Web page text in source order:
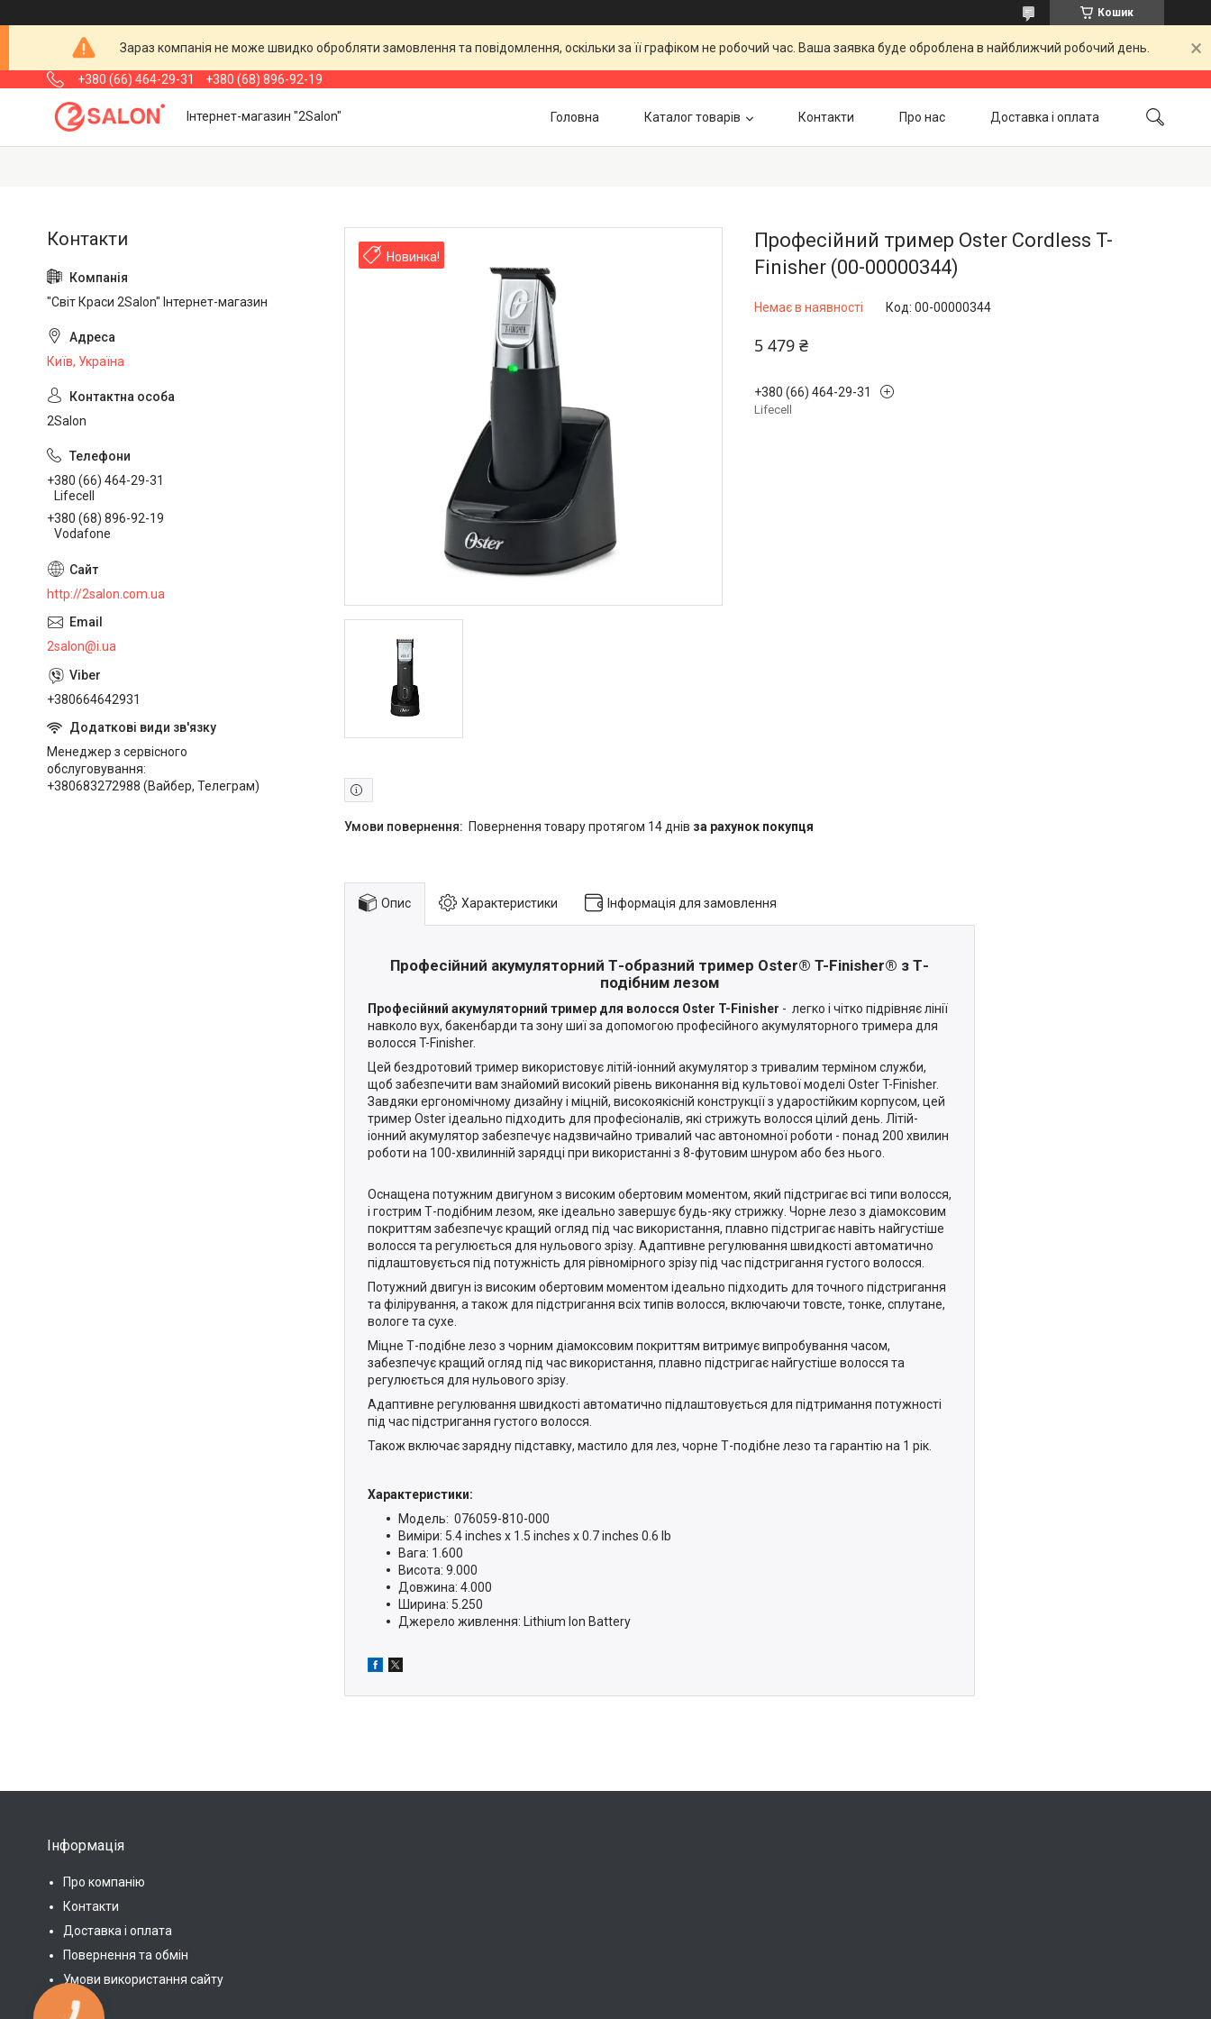
Кошик
Зараз компанія не може швидко обробляти замовлення та повідомлення, оскільки за її графіком не робочий час. Ваша заявка буде оброблена в найближчий робочий день.
+380 (66) 464-29-31 +380 (68) 896-92-19
Інтернет-магазин "2Salon" Головна Каталог товарів Контакти Про нас Доставка і оплата
Новинка!
Професійний тример Oster Cordless T-
Finisher (00-00000344)
Немає в наявності Код: 00-00000344
5 479 ₴
+380 (66) 464-29-31
Lifecell
повернення товару протягом 14 днів за рахунок покупця
Опис Характеристики Інформація для замовлення
Професійний акумуляторний Т-образний тример Oster® T-Finisher® з Т-
подібним лезом
Професійний акумуляторний тример для волосся Oster T-Finisher - легко і чітко підрівняє лінії
навколо вух, бакенбарди та зону шиї за допомогою професійного акумуляторного тримера для
волосся T-Finisher.
Цей бездротовий тример використовує літій-іонний акумулятор з тривалим терміном служби,
щоб забезпечити вам знайомий високий рівень виконання від культової моделі Oster T-Finisher.
Завдяки ергономічному дизайну і міцній, високоякісній конструкції з ударостійким корпусом, цей
тример Oster ідеально підходить для професіоналів, які стрижуть волосся цілий день. Літій-
іонний акумулятор забезпечує надзвичайно тривалий час автономної роботи - понад 200 хвилин
роботи на 100-хвилинній зарядці при використанні з 8-футовим шнуром або без нього.
Оснащена потужним двигуном з високим обертовим моментом, який підстригає всі типи волосся,
і гострим Т-подібним лезом, яке ідеально завершує будь-яку стрижку. Чорне лезо з діамоксовим
покриттям забезпечує кращий огляд під час використання, плавно підстригає навіть найгустіше
волосся та регулюється для нульового зрізу. Адаптивне регулювання швидкості автоматично
підлаштовується під потужність для рівномірного зрізу під час підстригання густого волосся.
Потужний двигун із високим обертовим моментом ідеально підходить для точного підстригання
та філірування, а також для підстригання всіх типів волосся, включаючи товсте, тонке, сплутане,
вологе та сухе.
Міцне Т-подібне лезо з чорним діамоксовим покриттям витримує випробування часом,
забезпечує кращий огляд під час використання, плавно підстригає найгустіше волосся та
регулюється для нульового зрізу.
Адаптивне регулювання швидкості автоматично підлаштовується для підтримання потужності
під час підстригання густого волосся.
Також включає зарядну підставку, мастило для лез, чорне Т-подібне лезо та гарантію на 1 рік.
Характеристики:
Модель: 076059-810-000
Виміри: 5.4 inches x 1.5 inches x 0.7 inches 0.6 lb
Вага: 1.600
Висота: 9.000
Довжина: 4.000
Ширина: 5.250
Джерело живлення: Lithium Ion Battery
"Світ Краси 2Salon" Інтернет-магазин
Київ, Україна
2Salon
+380 (66) 464-29-31
Lifecell
+380 (68) 896-92-19
Vodafone
http://2salon.com.ua
2salon@i.ua
+380664642931
Менеджер з сервісного
обслуговування
+380683272988 (Вайбер, Телеграм)
Інформація
Про компанію
Контакти
Доставка і оплата
Повернення та обмін
Умови використання сайту
КНОПКА